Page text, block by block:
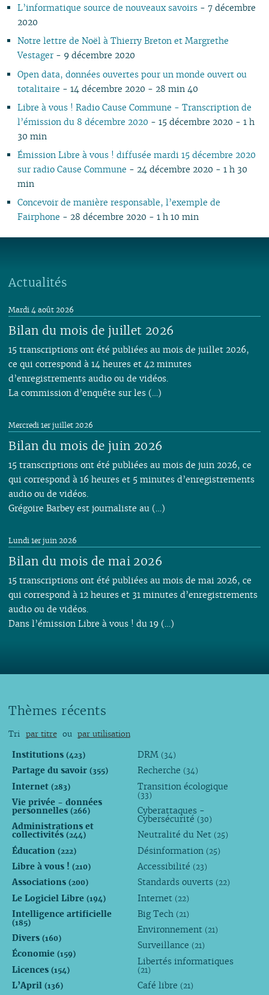
01
01
01
01
02
02
L’informatique source de nouveaux savoirs- 7 décembre
2020
Notre lettre de Noël à Thierry Breton et Margrethe
Vestager- 9 décembre 2020
Open data, données ouvertes pour un monde ouvert ou
totalitaire - 14 décembre 2020 - 28 min 40
Libre à vous ! Radio Cause Commune - Transcription de
l’émission du 8 décembre 2020 - 15 décembre 2020 - 1 h
30 min
Émission Libre à vous ! diffusée mardi 15 décembre 2020
sur radio Cause Commune - 24 décembre 2020 - 1 h 30
min
Concevoir de manière responsable, l’exemple de
Fairphone - 28 décembre 2020 - 1 h 10 min
Actualités
Bilan du mois de juillet 2026
Mardi 4 août 2026
15 transcriptions ont été publiées au mois de juillet 2026,
ce qui correspond à 14 heures et 42 minutes
d’enregistrements audio ou de vidéos.
La commission d’enquête sur les (…)
Bilan du mois de juin 2026
Mercredi 1er juillet 2026
15 transcriptions ont été publiées au mois de juin 2026, ce
qui correspond à 16 heures et 5 minutes d’enregistrements
audio ou de vidéos.
Grégoire Barbey est journaliste au (…)
Bilan du mois de mai 2026
Lundi 1er juin 2026
15 transcriptions ont été publiées au mois de mai 2026, ce
qui correspond à 12 heures et 31 minutes d’enregistrements
audio ou de vidéos.
Dans l’émission Libre à vous ! du 19 (…)
Thèmes récents
Tri par titre ou par utilisation
Institutions (423)
Partage du savoir (355)
Internet (283)
Vie privée - données
personnelles (266)
Administrations et
collectivités (244)
Éducation (222)
Libre à vous ! (210)
Associations (200)
Le Logiciel Libre (194)
Intelligence artificielle
(185)
Divers (160)
Économie (159)
Licences (154)
L’April (136)
DRM (34)
Recherche (34)
Transition écologique
(33)
Cyberattaques -
Cybersécurité (30)
Neutralité du Net (25)
Désinformation (25)
Accessibilité (23)
Standards ouverts (22)
Internet (22)
Big Tech (21)
Environnement (21)
Surveillance (21)
Libertés informatiques
(21)
Café libre (21)